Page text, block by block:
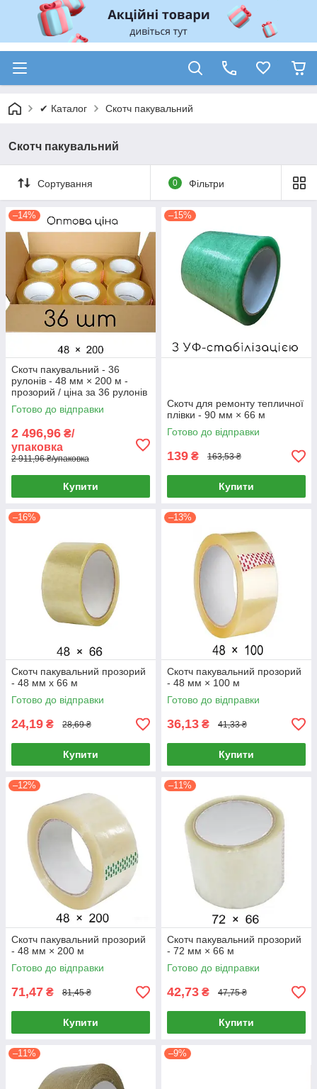
✔ Каталог Скотч пакувальний
Скотч пакувальний
Сортування 0 Фільтри
–14%
Скотч пакувальний - 36
рулонів - 48 мм × 200 м -
прозорий / ціна за 36 рулонів
Готово до відправки
2 496,96 ₴/
упаковка
2 911,96 ₴/упаковка
Купити
–15%
Скотч для ремонту тепличної
плівки - 90 мм × 66 м
Готово до відправки
139 ₴ 163,53 ₴
Купити
–16%
Скотч пакувальний прозорий
- 48 мм х 66 м
Готово до відправки
24,19 ₴ 28,69 ₴
Купити
–13%
Скотч пакувальний прозорий
- 48 мм × 100 м
Готово до відправки
36,13 ₴ 41,33 ₴
Купити
–12%
Скотч пакувальний прозорий
- 48 мм × 200 м
Готово до відправки
71,47 ₴ 81,45 ₴
Купити
–11%
Скотч пакувальний прозорий
- 72 мм × 66 м
Готово до відправки
42,73 ₴ 47,75 ₴
Купити
–11% –9%